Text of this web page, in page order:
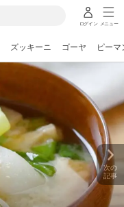
ログイン メニュー
ズッキーニ ゴーヤ ピーマ
次の
記事